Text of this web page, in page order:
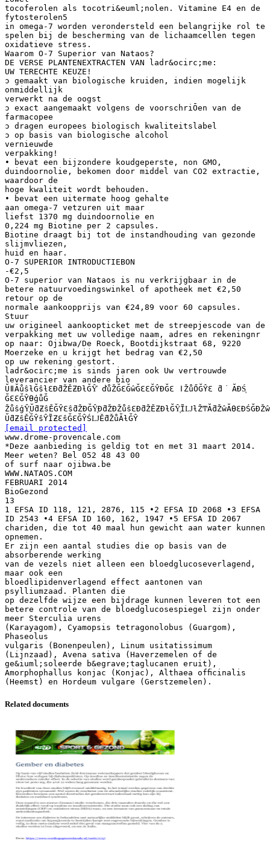
[email protected]
www.drome-provencale.com
*Deze aanbieding is geldig tot en met 31 maart 2014.
Meer weten? Bel 052 48 43 00
of surf naar ojibwa.be
WWW.NATAOS.COM
FEBRUARI 2014
BioGezond
13
1 EFSA ID 118, 121, 2876, 115 •2 EFSA ID 2068 •3 EFSA
ID 2543 •4 EFSA ID 160, 162, 1947 •5 EFSA ID 2067
chariden, die tot 40 maal hun gewicht aan water kunnen
opnemen.
Er zijn een aantal studies die op basis van de
absorberende werking
van de vezels niet alleen een bloedglucoseverlagend,
maar ook een
bloedlipidenverlagend effect aantonen van
psylliumzaad. Planten die
op dezelfde wijze een bijdrage kunnen leveren tot een
betere controle van de bloedglucosespiegel zijn onder
meer Sterculia urens
(Karayagom), Cyamopsis tetragonolobus (Guargom),
Phaseolus
vulgaris (Bonenpeulen), Linum usitatissimum
(Lijnzaad), Avena sativa (Haverzemelen of de
ge&iuml;soleerde b&egrave;taglucanen eruit),
Amorphophallus konjac (Konjac), Althaea ofﬁcinalis
Related documents